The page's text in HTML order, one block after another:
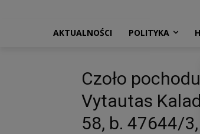
AKTUALNOŚCI POLITYKA
Czoło
Vytautas
58, b. 47644/